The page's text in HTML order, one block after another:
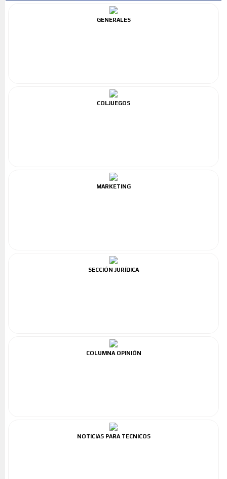
GENERALES
COLJUEGOS
MARKETING
SECCIÓN JURÍDICA
COLUMNA OPINIÓN
NOTICIAS PARA TECNICOS